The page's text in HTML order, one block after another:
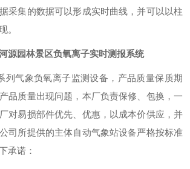
采集的数据可以形成实时曲线，并可以以柱
现。
源园林景区负氧离子实时测报系统
列气象负氧离子监测设备，产品质量保质期
品质量出现问题，本厂负责保修、包换，一
对易损部件优先、优惠，以成本价供应，并
司所提供的主体自动气象站设备严格按标准
承诺：